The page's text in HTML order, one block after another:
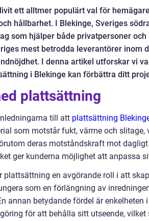
ett alltmer populärt val för
hållbarhet. I Blekinge, Sveriges
som hjälper både privatpersoner
mest betrodda leverantörer inom
I denna artikel utforskar vi
i Blekinge kan förbättra ditt
plattsättning
till att plattsättning
som motstår fukt, värme och
deras motståndskraft mot
ger kunderna möjlighet att anpassa
plattsättning en avgörande roll i att
som en förlängning av
annan betydande fördel är enkelheten
för att behålla sitt utseende,